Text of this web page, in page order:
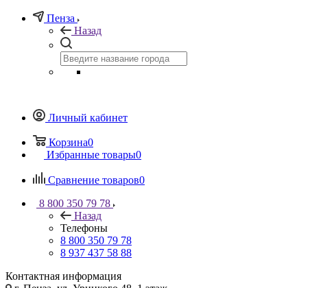
Пенза
Назад
Личный кабинет
Корзина0
Избранные товары0
Сравнение товаров0
8 800 350 79 78
Назад
Телефоны
8 800 350 79 78
8 937 437 58 88
Контактная информация